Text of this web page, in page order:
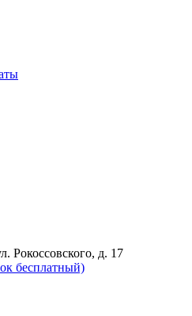
Рокоссовского, д. 17
бесплатный)